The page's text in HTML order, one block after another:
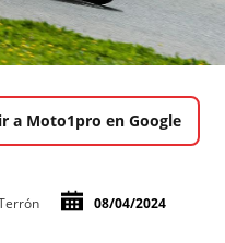
a Moto1pro en Google
08/04/2024